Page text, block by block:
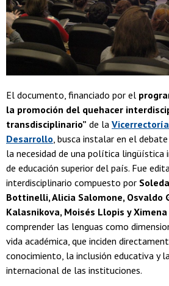
El documento, financiado por el
la promoción del quehacer
transdisciplinario” de la
Desarrollo , busca instalar en el
la necesidad de una política lingüística
de educación superior del país. Fue
interdisciplinario compuesto por
Bottinelli, Alicia Salomone, Osvaldo
Kalasnikova, Moisés Llopis y
comprender las lenguas como
vida académica, que inciden
conocimiento, la inclusión educativa y
internacional de las instituciones.